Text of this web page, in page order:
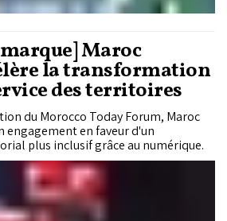
Maroc
la transformation
des territoires
du Morocco Today Forum, Maroc
engagement en faveur d'un
plus inclusif grâce au numérique.